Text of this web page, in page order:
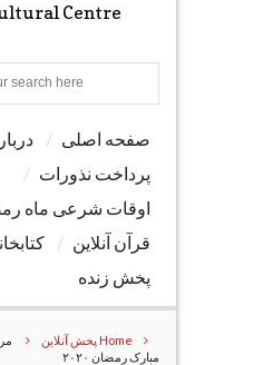
Centre
Search
صفحه اصلی
پرداخت نذورات
اوقات شرعی ماه
قرآن آنلاین
پخش زنده
Home پخش آنلاین
مبارک رمضان ۲۰۲۰